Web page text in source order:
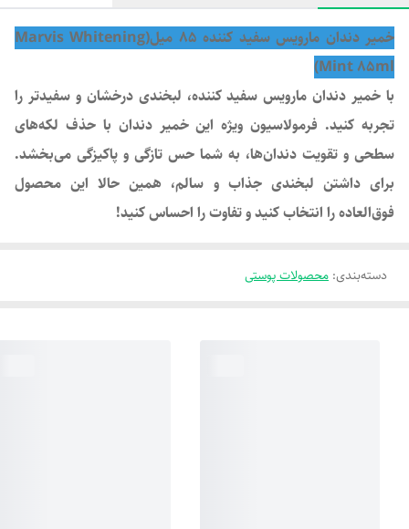
خمیر دندان مارویس سفید کننده 85 میل(Marvis Whitening
Mint 85ml)
با خمیر دندان مارویس سفید کننده، لبخندی درخشان و سفیدتر را
تجربه کنید. فرمولاسیون ویژه این خمیر دندان با حذف لکه‌های
سطحی و تقویت دندان‌ها، به شما حس تازگی و پاکیزگی می‌بخشد.
برای داشتن لبخندی جذاب و سالم، همین حالا این محصول
فوق‌العاده را انتخاب کنید و تفاوت را احساس کنید!
دسته‌بندی: محصولات پوستی